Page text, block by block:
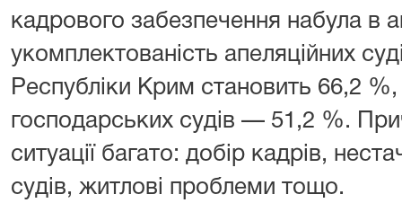
кадрового забезпечення набула в
укомплектованість апеляційних
Республіки Крим становить 66,2 %,
господарських судів — 51,2 %.
ситуації багато: добір кадрів,
судів, житлові проблеми тощо.